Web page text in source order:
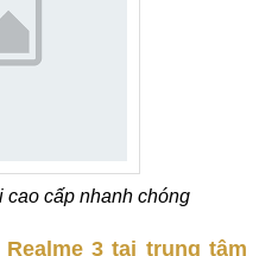
cao cấp nhanh chóng
3 tại trung tâm